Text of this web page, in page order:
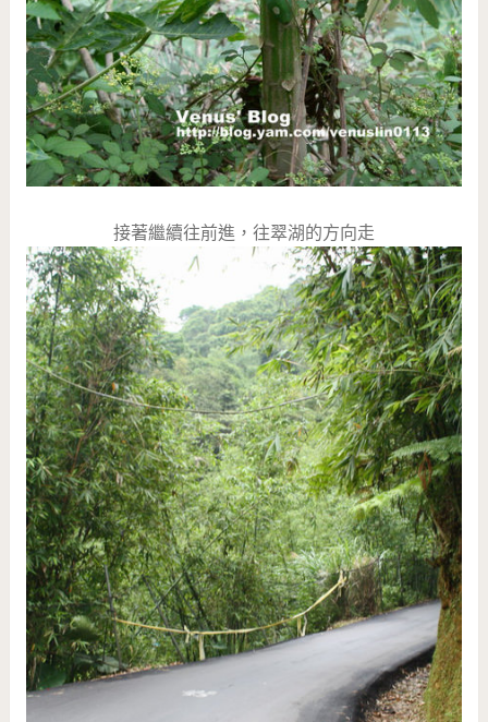
接著繼續往前進，往翠湖的方向走